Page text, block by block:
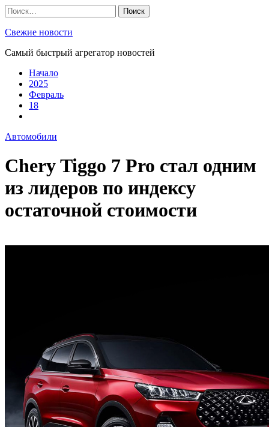
Skip
to
content
Найти:
Свежие новости
Самый быстрый агрегатор новостей
Начало
2025
Февраль
18
Автомобили
Chery Tiggo 7 Pro стал одним
из лидеров по индексу
остаточной стоимости